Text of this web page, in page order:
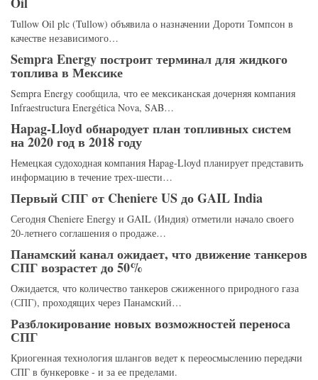
Tullow Oil plc (Tullow) объявила о назначении Дороти Томпсон в
качестве независимого…
Sempra Energy построит терминал для жидкого
топлива в Мексике
Sempra Energy сообщила, что ее мексиканская дочерняя компания
Infraestructura Energética Nova, SAB…
Hapag-Lloyd обнародует план топливных систем
на 2020 год в 2018 году
Немецкая судоходная компания Hapag-Lloyd планирует представить
информацию в течение трех-шести…
Первый СПГ от Cheniere US до GAIL India
Сегодня Cheniere Energy и GAIL (Индия) отметили начало своего
20-летнего соглашения о продаже…
Панамский канал ожидает, что движение танкеров
СПГ возрастет до 50%
Ожидается, что количество танкеров сжиженного природного газа
(СПГ), проходящих через Панамский…
Разблокирование новых возможностей переноса
СПГ
Криогенная технология шлангов ведет к переосмыслению передачи
СПГ в бункеровке - и за ее пределами.